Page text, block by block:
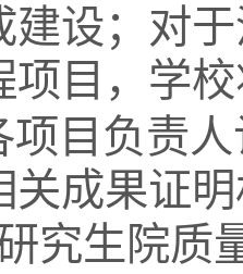
建设；对
项目，学
项目负责
关成果证
究生院质